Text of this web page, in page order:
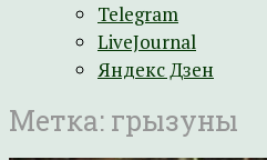
Telegram
LiveJournal
Яндекс Дзен
Метка: грызуны